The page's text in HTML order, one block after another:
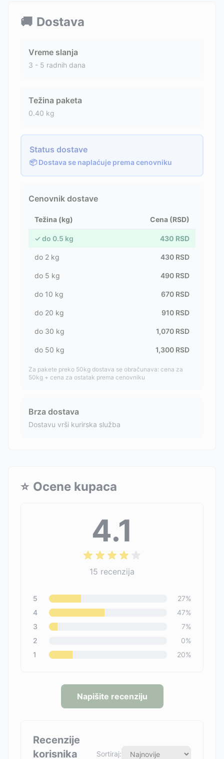
🚚 Dostava
Vreme slanja
3 - 5 radnih dana
Težina paketa
0.40 kg
Status dostave
📦 Dostava se naplaćuje prema cenovniku
Cenovnik dostave
Težina (kg) Cena (RSD)
✓ do 0.5 kg 430 RSD
do 2 kg 430 RSD
do 5 kg 490 RSD
do 10 kg 670 RSD
do 20 kg 910 RSD
do 30 kg 1,070 RSD
do 50 kg 1,300 RSD
Za pakete preko 50kg dostava se obračunava: cena za
50kg + cena za ostatak prema cenovniku
Brza dostava
Dostavu vrši kurirska služba
⭐ Ocene kupaca
4.1
15 recenzija
5 27%
4
47%
3
7%
2
0%
1
20%
Napišite recenziju
Recenzije
korisnika
Sortiraj: